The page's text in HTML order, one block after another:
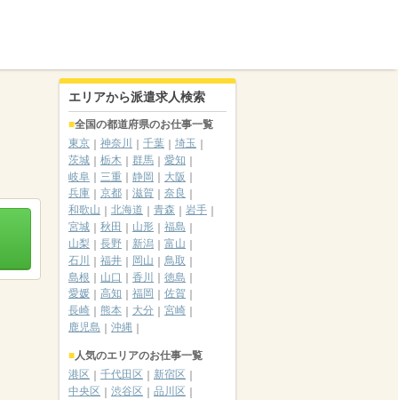
エリアから派遣求人検索
全国の都道府県のお仕事一覧
東京
神奈川 千葉
埼玉
茨城
栃木 群馬
愛知
岐阜
三重 静岡
大阪
兵庫
京都 滋賀
奈良
和歌山
北海道 青森
岩手
宮城
秋田 山形
福島
山梨
長野 新潟
富山
石川
福井 岡山
鳥取
島根
山口 香川
徳島
愛媛
高知 福岡
佐賀
長崎
熊本 大分
宮崎
鹿児島
沖縄
人気のエリアのお仕事一覧
港区
千代田区
新宿区
中央区
渋谷区
品川区